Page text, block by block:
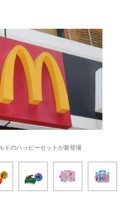
ドのハッピーセットが新登場